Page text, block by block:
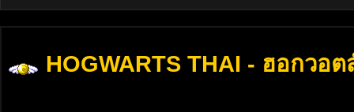
HOGWARTS THAI - ฮอกวอต